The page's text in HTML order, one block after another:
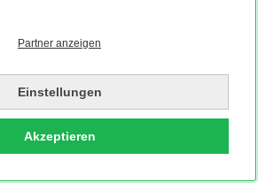
Partner anzeigen
Einstellungen
Akzeptieren